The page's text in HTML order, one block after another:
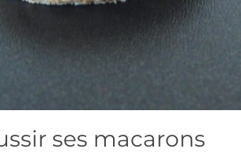
ses macarons